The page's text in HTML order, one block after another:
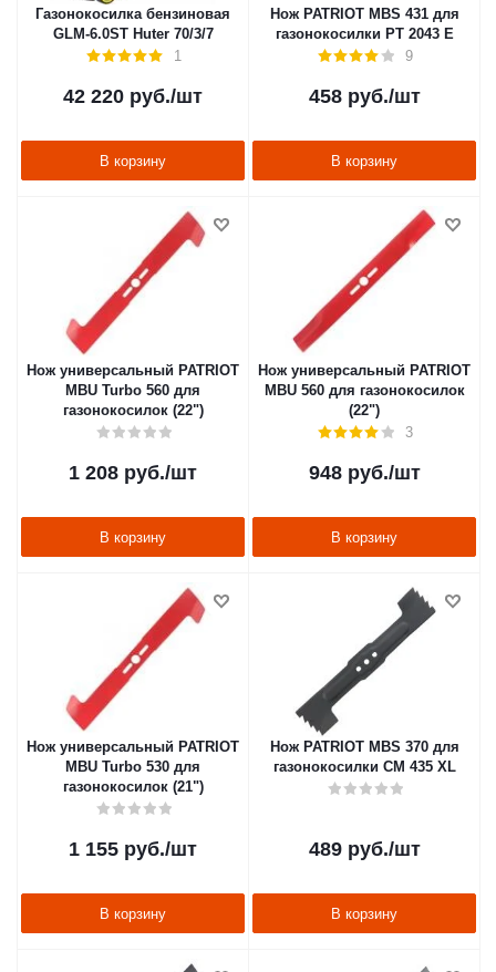
Газонокосилка бензиновая
GLM-6.0ST Huter 70/3/7
1
42 220 руб./шт
В корзину
Нож PATRIOT MBS 431 для
газонокосилки PT 2043 E
9
458руб./шт
В корзину
Нож универсальный PATRIOT
MBU Turbo 560 для
газонокосилок (22")
1 208 руб./шт
В корзину
Нож универсальный PATRIOT
MBU 560 для газонокосилок
(22")
3
948руб./шт
В корзину
Нож универсальный PATRIOT
MBU Turbo 530 для
газонокосилок (21")
1 155 руб./шт
В корзину
Нож PATRIOT MBS 370 для
газонокосилки CM 435 XL
489руб./шт
В корзину